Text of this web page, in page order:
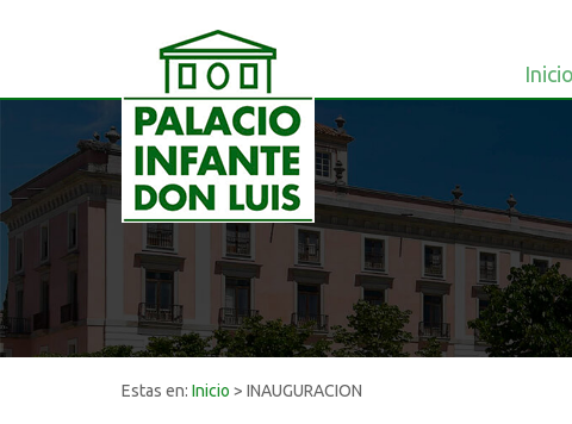
Inicio
Estas en: Inicio > INAUGURACION